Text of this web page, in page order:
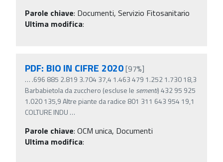
Parole chiave: Documenti, Servizio Fitosanitario
Ultima modifica:
PDF: BIO IN CIFRE 2020[97%]
… .696 885 2.819 3.704 37,4 1.463 479 1.252 1.730 18,3
Barbabietola da zucchero (escluse le sementi) 432 95 925
1.020 135,9 Altre piante da radice 801 311 643 954 19,1
COLTURE INDU …
Parole chiave: OCM unica, Documenti
Ultima modifica: